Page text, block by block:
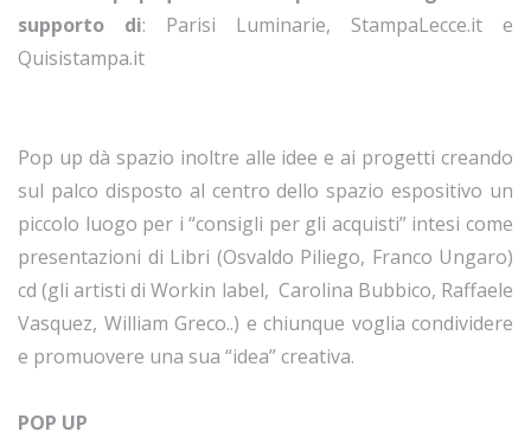
supporto di: Parisi Luminarie, StampaLecce.it e
Quisistampa.it
Pop up dà spazio inoltre alle idee e ai progetti creando
sul palco disposto al centro dello spazio espositivo un
piccolo luogo per i “consigli per gli acquisti” intesi come
presentazioni di Libri (Osvaldo Piliego, Franco Ungaro)
cd (gli artisti di Workin label, Carolina Bubbico, Raffaele
Vasquez, William Greco..) e chiunque voglia condividere
e promuovere una sua “idea” creativa.
POP UP